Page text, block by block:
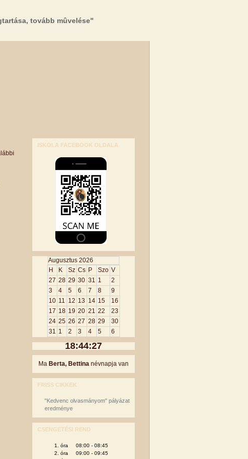
tovább mûvelése"
ISKOLA FACEBOOK OLDALA
Augusztus 2026
H
K Sz Cs P Szo V
27 28 29 30 31 1
2
3
4 5 6 7 8
9
10 11 12 13 14 15
16
17 18 19 20 21 22
23
24 25 26 27 28 29
30
31 1 2 3 4 5 6
18:44:27
Ma Berta, Bettina névnapja van
FRISS CIKKEK
"Kedvenc olvasmányom" pályázat
eredménye
CSENGETÉSI REND
1. óra 08:00 - 08:45
2. óra 09:00 - 09:45